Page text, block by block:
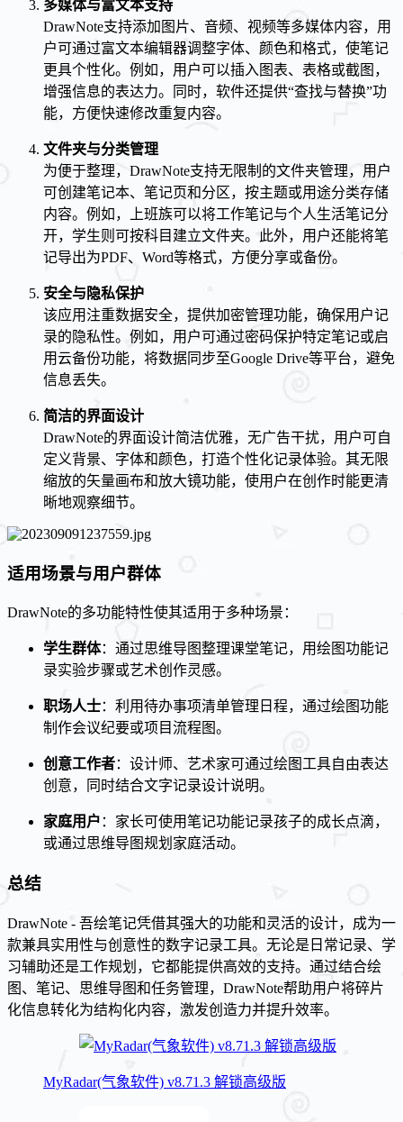
多媒体与富文本支持
DrawNote支持添加图片、音频、视频等多媒体内容，用
户可通过富文本编辑器调整字体、颜色和格式，使笔记
更具个性化。例如，用户可以插入图表、表格或截图，
增强信息的表达力。同时，软件还提供“查找与替换”功
能，方便快速修改重复内容。
文件夹与分类管理
为便于整理，DrawNote支持无限制的文件夹管理，用户
可创建笔记本、笔记页和分区，按主题或用途分类存储
内容。例如，上班族可以将工作笔记与个人生活笔记分
开，学生则可按科目建立文件夹。此外，用户还能将笔
记导出为PDF、Word等格式，方便分享或备份。
安全与隐私保护
该应用注重数据安全，提供加密管理功能，确保用户记
录的隐私性。例如，用户可通过密码保护特定笔记或启
用云备份功能，将数据同步至Google Drive等平台，避免
信息丢失。
简洁的界面设计
DrawNote的界面设计简洁优雅，无广告干扰，用户可自
定义背景、字体和颜色，打造个性化记录体验。其无限
缩放的矢量画布和放大镜功能，使用户在创作时能更清
晰地观察细节。
适用场景与用户群体
DrawNote的多功能特性使其适用于多种场景：
学生群体：通过思维导图整理课堂笔记，用绘图功能记
录实验步骤或艺术创作灵感。
职场人士：利用待办事项清单管理日程，通过绘图功能
制作会议纪要或项目流程图。
创意工作者：设计师、艺术家可通过绘图工具自由表达
创意，同时结合文字记录设计说明。
家庭用户 ：家长可使用笔记功能记录孩子的成长点滴，
或通过思维导图规划家庭活动。
总结
DrawNote - 吾绘笔记凭借其强大的功能和灵活的设计，成为一
款兼具实用性与创意性的数字记录工具。无论是日常记录、学
习辅助还是工作规划，它都能提供高效的支持。通过结合绘
图、笔记、思维导图和任务管理，DrawNote帮助用户将碎片
化信息转化为结构化内容，激发创造力并提升效率。
MyRadar(气象软件) v8.71.3 解锁高级版